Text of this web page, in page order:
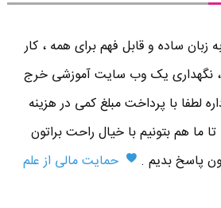
ساده و قابل فهم برای همه ، کار
، نگهداری یک وب سایت آموزشی خرج
لطفا با پرداخت مبلغ کمی در هزینه
ما هم بتونیم با خیال راحت براتون
پاسخ بدیم .
حمایت مالی از علم